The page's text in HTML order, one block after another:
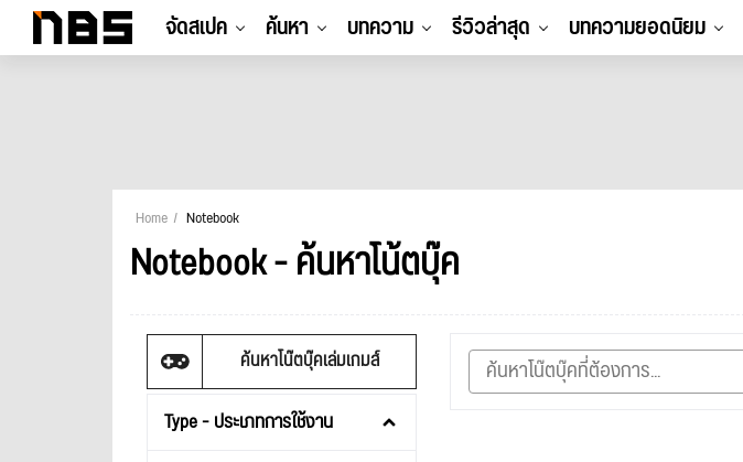
จัดสเปค ค้นหา บทความ รีวิวล่าสุด บทความยอดนิยม
Home Notebook
Notebook - ค้นหาโน้ตบุ๊ค
ค้นหาโน๊ตบุ๊คเล่มเกมส์
Type - ประเภทการใช้งาน